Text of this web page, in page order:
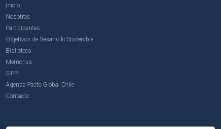
Inicio
Nosotros
Participantes
Objetivos de Desarrollo Sostenible
Biblioteca
Memorias
SIPP
Agenda Pacto Global Chile
Contacto